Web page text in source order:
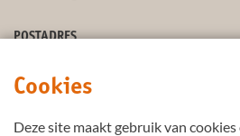
Cookies
Deze site maakt gebruik van
POSTADRES
VOLG ONS